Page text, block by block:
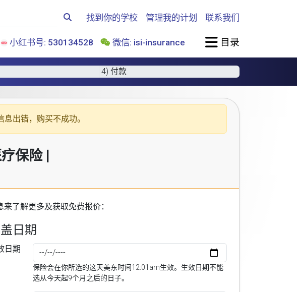
找到你的学校 管理我的计划 联系我们
小红书号: 530134528 微信: isi-insurance 目录
4) 付款
出错，购买不成功。
保险 |
了解更多及获取免费报价：
日期
日期
保险会在你所选的这天美东时间12:01am生效。生效日期不能
选从今天起9个月之后的日子。